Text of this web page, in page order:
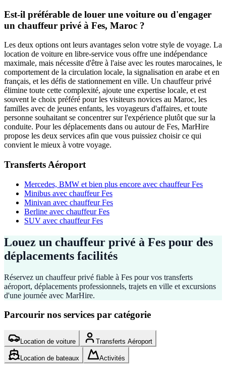
Est-il préférable de louer une voiture ou d'engager
un chauffeur privé à Fes, Maroc ?
Les deux options ont leurs avantages selon votre style de voyage. La
location de voiture en libre-service vous offre une indépendance
maximale, mais nécessite d'être à l'aise avec les routes marocaines, le
comportement de la circulation locale, la signalisation en arabe et en
français, et les défis de stationnement en ville. Un chauffeur privé
élimine toute cette complexité, ajoute une expertise locale, et est
souvent le choix préféré pour les visiteurs novices au Maroc, les
familles avec de jeunes enfants, les voyageurs d'affaires, et toute
personne souhaitant se concentrer sur l'expérience plutôt que sur la
conduite. Pour les déplacements dans ou autour de Fes, MarHire
propose les deux services afin que vous puissiez choisir ce qui
convient le mieux à votre voyage.
Transferts Aéroport
Mercedes, BMW et bien plus encore avec chauffeur Fes
Minibus avec chauffeur Fes
Minivan avec chauffeur Fes
Berline avec chauffeur Fes
SUV avec chauffeur Fes
Louez un chauffeur privé à Fes pour des
déplacements facilités
Réservez un chauffeur privé fiable à Fes pour vos transferts
aéroport, déplacements professionnels, trajets en ville et excursions
d'une journée avec MarHire.
Parcourir nos services par catégorie
Location de voiture Transferts Aéroport
Location de bateaux Activités